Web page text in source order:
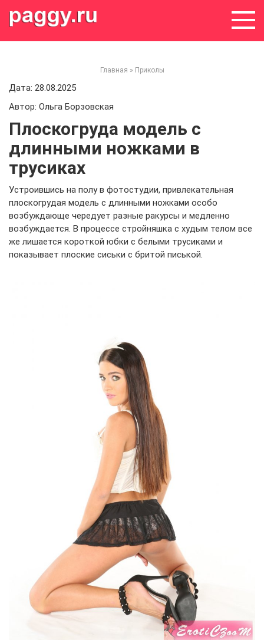
Главная » Приколы
Дата: 28.08.2025
Автор: Ольга Борзовская
Плоскогруда модель с
длинными ножками в
трусиках
Устроившись на полу в фотостудии, привлекательная
плоскогрудая модель с длинными ножками особо
возбуждающе чередует разные ракурсы и медленно
возбуждается. В процессе стройняшка с худым телом все
же лишается короткой юбки с белыми трусиками и
показывает плоские сиськи с бритой писькой.